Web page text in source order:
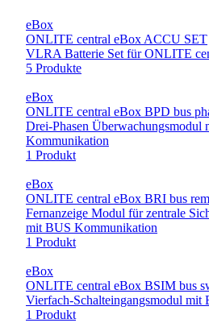
eBox
ONLITE central eBox ACCU SET
VLRA Batterie Set für ONLITE
5 Produkte
eBox
ONLITE central eBox BPD bus
Drei-Phasen Überwachungsmodul
Kommunikation
1 Produkt
eBox
ONLITE central eBox BRI bus
Fernanzeige Modul für zentrale
mit BUS Kommunikation
1 Produkt
eBox
ONLITE central eBox BSIM bus
Vierfach-Schalteingangsmodul
1 Produkt